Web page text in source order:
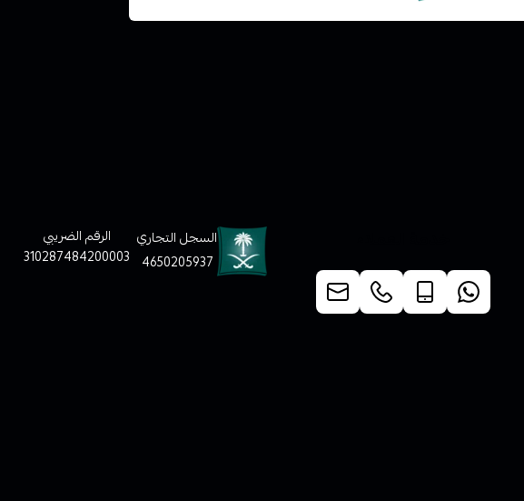
السجل التجاري
4650205937
الرقم الضريبي
310287484200003